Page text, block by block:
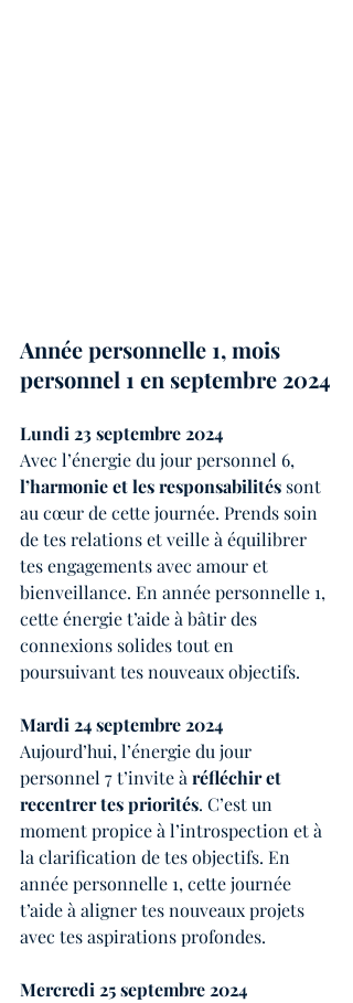
Année personnelle 1, mois
personnel 1 en septembre 2024
Lundi 23 septembre 2024
Avec l’énergie du jour personnel 6,
l’harmonie et les responsabilités sont
au cœur de cette journée. Prends soin
de tes relations et veille à équilibrer
tes engagements avec amour et
bienveillance. En année personnelle 1,
cette énergie t’aide à bâtir des
connexions solides tout en
poursuivant tes nouveaux objectifs.
Mardi 24 septembre 2024
Aujourd’hui, l’énergie du jour
personnel 7 t’invite à réfléchir et
recentrer tes priorités. C’est un
moment propice à l’introspection et à
la clarification de tes objectifs. En
année personnelle 1, cette journée
t’aide à aligner tes nouveaux projets
avec tes aspirations profondes.
Mercredi 25 septembre 2024